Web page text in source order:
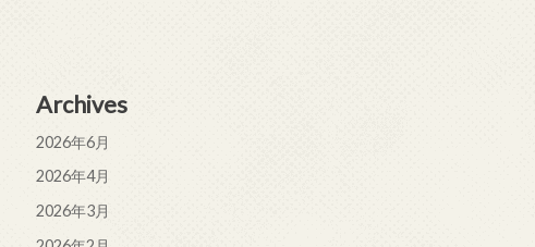
Archives
2026年6月
2026年4月
2026年3月